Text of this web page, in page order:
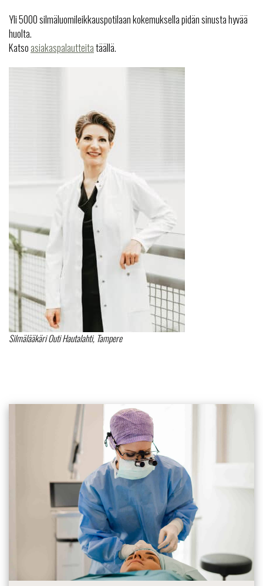
Yli 5000 silmäluomileikkauspotilaan kokemuksella pidän sinusta hyvää
huolta.
Katso asiakaspalautteitatäällä.
Silmälääkäri Outi Hautalahti, Tampere